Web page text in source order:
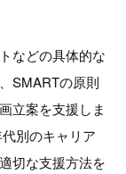
などの具体的な
SMARTの原則
立案を支援しま
別のキャリア
切な支援方法を